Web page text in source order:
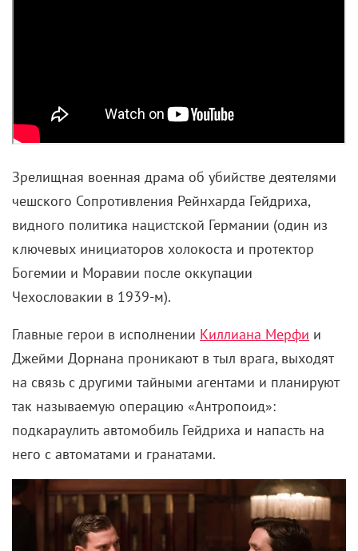
Волан-де-Морт – настоящий ксенофоб. Несмотря
на то, что он сам нечистокровный волшебник,
мистер де-Морт организовал преступную
группировку (Пожиратели смерти) и приступил к
истреблению «метисов». Конечно, дело было не
только в этом. Но так сказать расовая
несправедливость вызвала бы такой мощный
протест, что этого злого дядю бы раскрестражили
на части без его участия. Разъяренная толпа может